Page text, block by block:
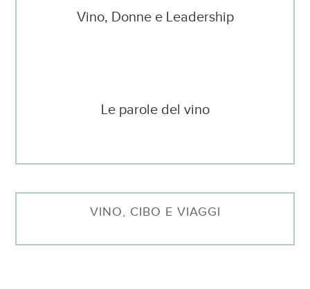
Vino, Donne e Leadership
Le parole del vino
VINO, CIBO E VIAGGI